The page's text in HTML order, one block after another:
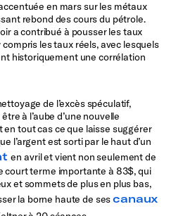
en mars sur les métaux
rebond des cours du pétrole.
a contribué à pousser les taux
les taux réels, avec lesquels
historiquement une corrélation
de l’excès spéculatif,
à l’aube d’une nouvelle
en tout cas ce que laisse suggérer
l’argent est sorti par le haut d’un
en avril et vient non seulement de
court terme importante à 83$, qui
et sommets de plus en plus bas,
la borne haute de sescanaux